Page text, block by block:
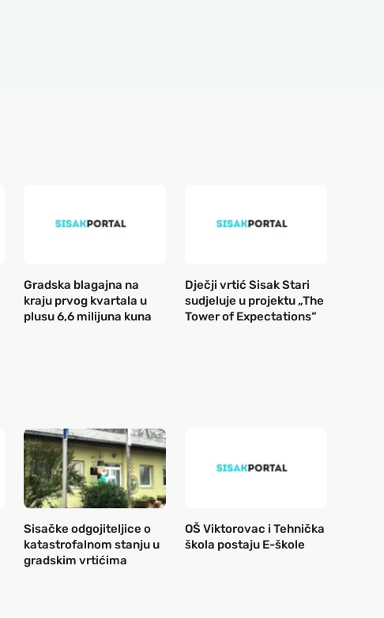
Gradska blagajna na
kraju prvog kvartala u
plusu 6,6 milijuna kuna
Dječji vrtić Sisak Stari
sudjeluje u projektu „The
Tower of Expectations“
Sisačke odgojiteljice o
katastrofalnom stanju u
gradskim vrtićima
OŠ Viktorovac i Tehnička
škola postaju E-škole